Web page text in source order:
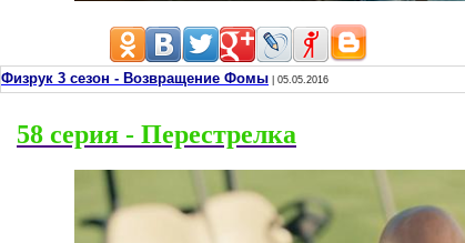
Физрук 3 сезон - Возвращение Фомы | 05.05.2016
58 серия - Перестрелка